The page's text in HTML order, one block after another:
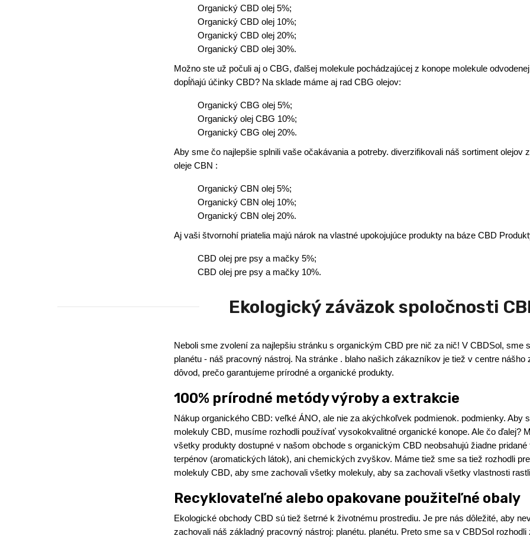
Organický CBD olej 5%;
Organický CBD olej 10%;
Organický CBD olej 20%;
Organický CBD olej 30%.
Možno ste už počuli aj o CBG, ďalšej molekule pochádzajúcej z konope molekule
dopĺňajú účinky CBD? Na sklade máme aj rad CBG olejov:
Organický CBG olej 5%;
Organický olej CBG 10%;
Organický CBG olej 20%.
Aby sme čo najlepšie splnili vaše očakávania a potreby. diverzifikovali náš sortiment olejov
oleje CBN :
Organický CBN olej 5%;
Organický CBN olej 10%;
Organický CBN olej 20%.
Aj vaši štvornohí priatelia majú nárok na vlastné upokojujúce produkty na báze CBD
CBD olej pre psy a mačky 5%;
CBD olej pre psy a mačky 10%.
Ekologický záväzok spoločnosti
Neboli sme zvolení za najlepšiu stránku s organickým CBD pre nič za nič! V CBDSol, sme
planétu - náš pracovný nástroj. Na stránke . blaho našich zákazníkov je tiež v centre nášho
dôvod, prečo garantujeme prírodné a organické produkty.
100% prírodné metódy výroby a extrakcie
Nákup organického CBD: veľké ÁNO, ale nie za akýchkoľvek podmienok. podmienky. Aby
molekuly CBD, musíme rozhodli používať vysokokvalitné organické konope. Ale čo ďalej?
všetky produkty dostupné v našom obchode s organickým CBD neobsahujú žiadne pridané
terpénov (aromatických látok), ani chemických zvyškov. Máme tiež sme sa tiež rozhodli
molekuly CBD, aby sme zachovali všetky molekuly, aby sa zachovali všetky vlastnosti
Recyklovateľné alebo opakovane použiteľné obaly
Ekologické obchody CBD sú tiež šetrné k životnému prostrediu. Je pre nás dôležité, aby
zachovali náš základný pracovný nástroj: planétu. planétu. Preto sme sa v CBDSol rozhodli